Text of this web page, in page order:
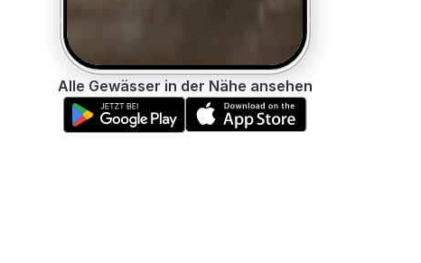
Alle Gewässer in der Nähe ansehen